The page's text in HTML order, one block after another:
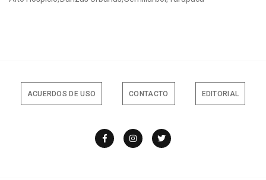
ACUERDOS DE USO CONTACTO EDITORIAL